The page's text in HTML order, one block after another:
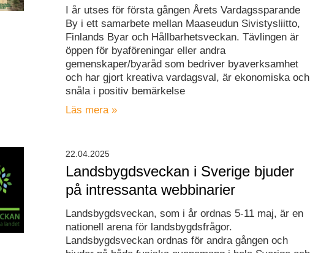
I år utses för första gången Årets Vardagssparande
By i ett samarbete mellan Maaseudun Sivistysliitto,
Finlands Byar och Hållbarhetsveckan. Tävlingen är
öppen för byaföreningar eller andra
gemenskaper/byaråd som bedriver byaverksamhet
och har gjort kreativa vardagsval, är ekonomiska och
snåla i positiv bemärkelse
Läs mera »
Landsbygdsveckan i Sverige bjuder
på intressanta webbinarier
Landsbygdsveckan, som i år ordnas 5-11 maj, är en
nationell arena för landsbygdsfrågor.
Landsbygdsveckan ordnas för andra gången och
22.04.2025